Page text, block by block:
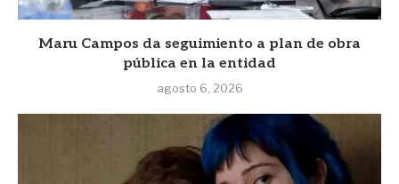
Maru Campos da seguimiento a plan de obra
pública en la entidad
agosto 6, 2026